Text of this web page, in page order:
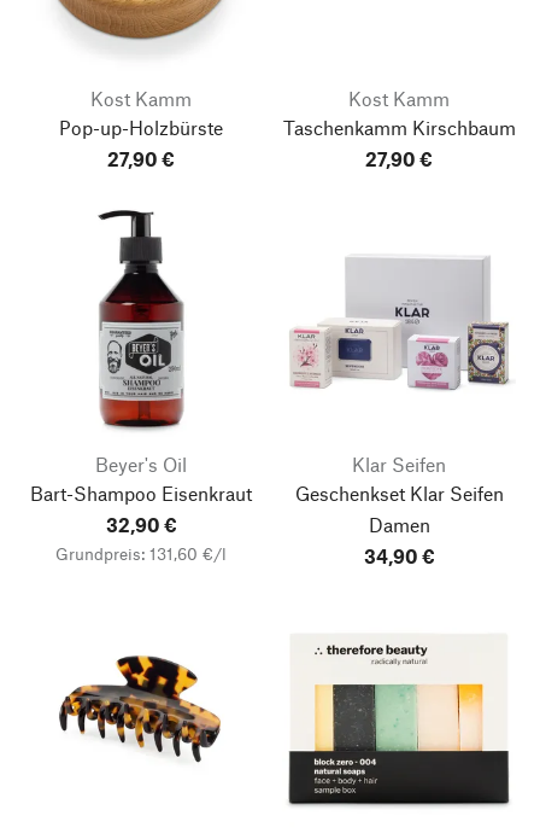
Kost Kamm
Pop-up-Holzbürste
27,90 €
Kost Kamm
Taschenkamm Kirschbaum
27,90 €
Beyer's Oil
Bart-Shampoo Eisenkraut
32,90 €
Grundpreis: 131,60 €/l
Klar Seifen
Geschenkset Klar Seifen
Damen
34,90 €